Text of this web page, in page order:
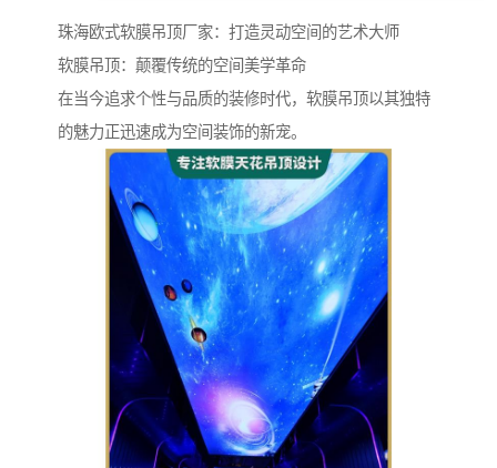
珠海欧式软膜吊顶厂家：打造灵动空间的艺术大师
软膜吊顶：颠覆传统的空间美学革命
在当今追求个性与品质的装修时代，软膜吊顶以其独特
的魅力正迅速成为空间装饰的新宠。